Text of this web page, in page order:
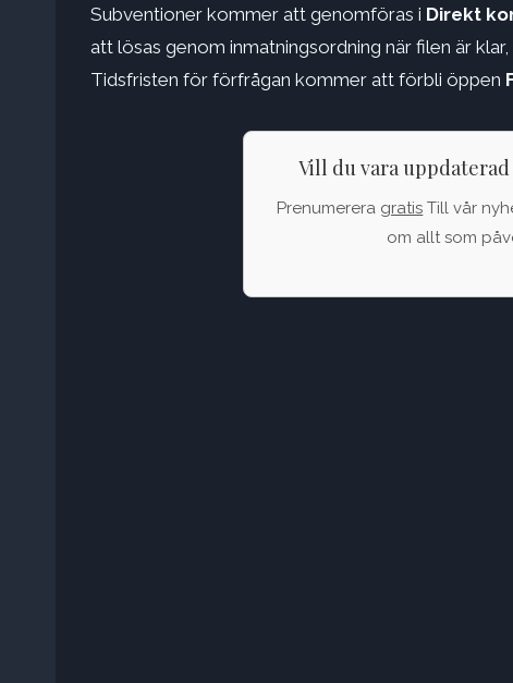
Subventioner kommer att genomföras i Direkt
att lösas genom inmatningsordning när filen är
Tidsfristen för förfrågan kommer att förbli öppen
Vill du vara
Prenumerera gratis Till vår
om allt som